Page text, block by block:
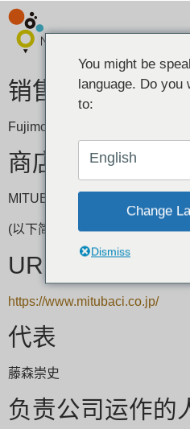
销售公司名称
Fujimori Inc.
商店名称
MITUBACI TOKYO
(以下简称 MITUBACI）
URL
https://www.mitubaci.co.jp/
代表
藤森崇史
负责公司运作的
You might be
language. Do you
to:
English
Change
Dismiss